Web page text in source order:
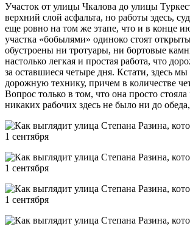
Участок от улицы Чкалова до улицы
верхний слой асфальта, но работы здесь,
еще ровно на том же этапе, что и в конце
участка «бобылями» одиноко стоят
обустроены ни тротуары, ни бортовые
настолько легкая и простая работа, что
за оставшиеся четыре дня. Кстати, здесь мы
дорожную технику, причем в количестве
Вопрос только в том, что она просто стояла
никаких рабочих здесь не было ни до